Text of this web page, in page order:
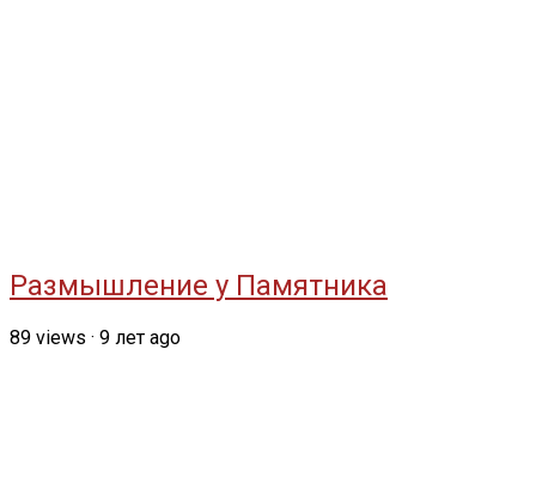
Размышление у Памятника
89 views · 9 лет ago